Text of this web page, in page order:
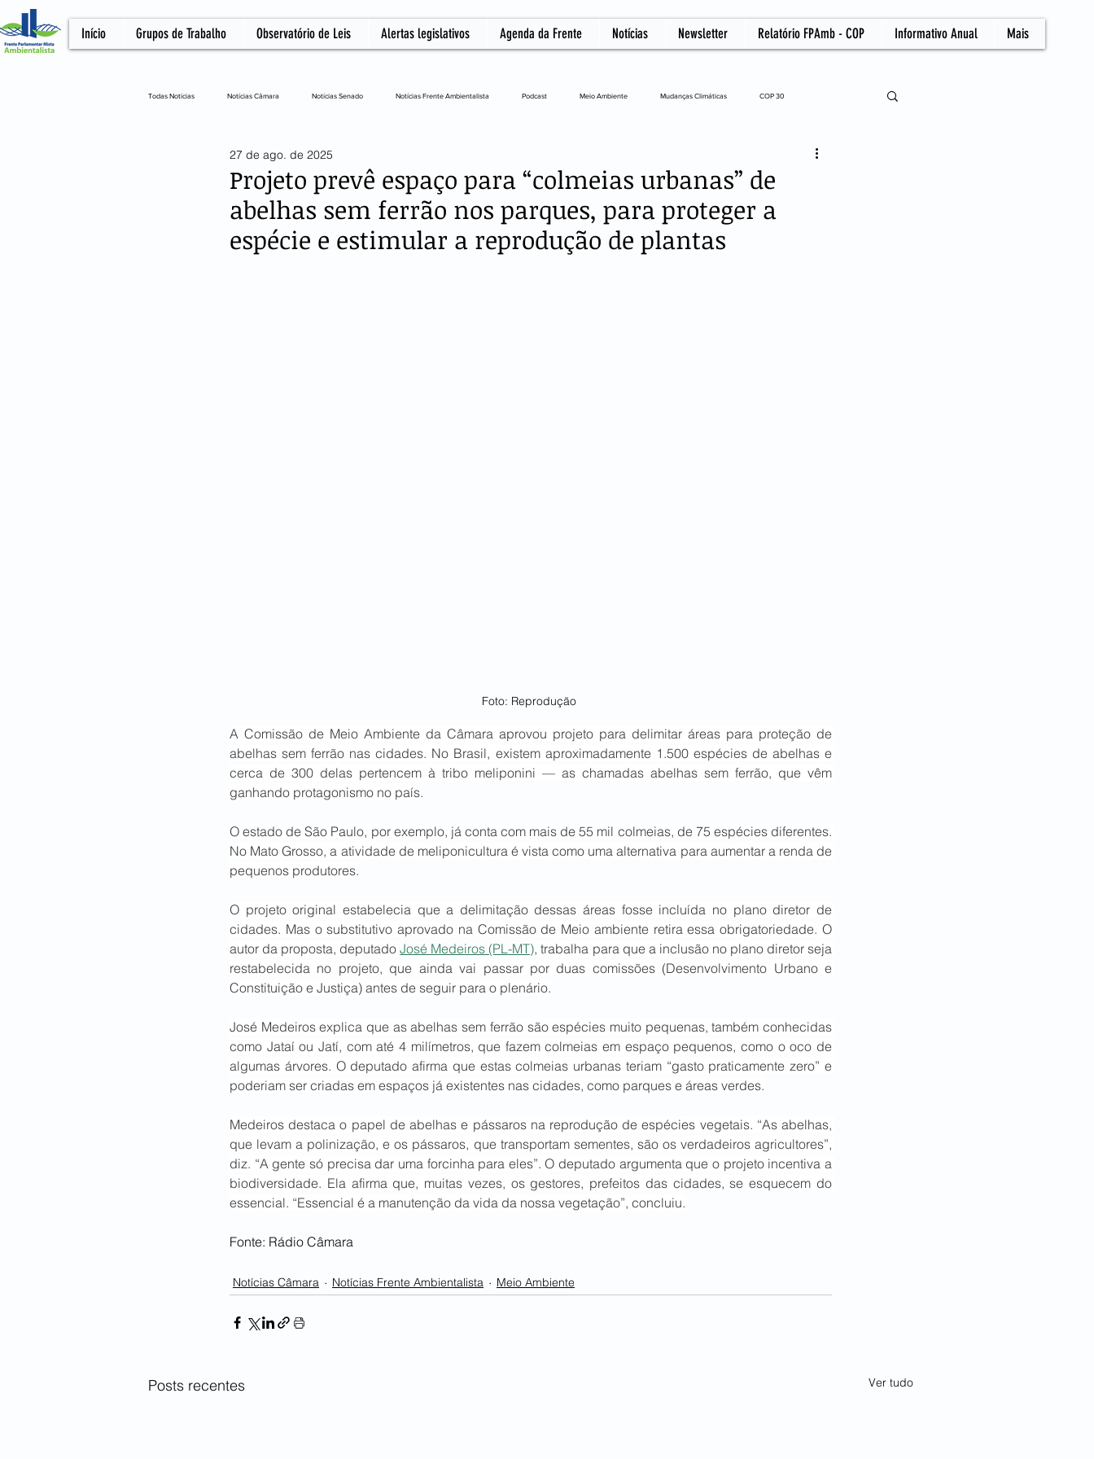
Início Grupos de Trabalho Observatório de Leis Alertas legislativos Agenda da Frente Notícias Newsletter Relatório FPAmb - COP Informativo Anual Mais
Todas Notícias Notícias Câmara Notícias Senado Notícias Frente Ambientalista Podcast Meio Ambiente Mudanças Climáticas COP 30
Notícias Câmara Artigo NOTA OFICIAL
Projeto prevê espaço para “colmeias urbanas” de
abelhas sem ferrão nos parques, para proteger a
espécie e estimular a reprodução de plantas
27 de ago. de 2025
Foto: Reprodução
A Comissão de Meio Ambiente da Câmara aprovou projeto para delimitar áreas para proteção de
abelhas sem ferrão nas cidades. No Brasil, existem aproximadamente 1.500 espécies de abelhas e
cerca de 300 delas pertencem à tribo meliponini — as chamadas abelhas sem ferrão, que vêm
ganhando protagonismo no país.
O estado de São Paulo, por exemplo, já conta com mais de 55 mil colmeias, de 75 espécies diferentes.
No Mato Grosso, a atividade de meliponicultura é vista como uma alternativa para aumentar a renda de
pequenos produtores.
O projeto original estabelecia que a delimitação dessas áreas fosse incluída no plano diretor de
cidades. Mas o substitutivo aprovado na Comissão de Meio ambiente retira essa obrigatoriedade. O
autor da proposta, deputado José Medeiros (PL-MT), trabalha para que a inclusão no plano diretor seja
restabelecida no projeto, que ainda vai passar por duas comissões (Desenvolvimento Urbano e
Constituição e Justiça) antes de seguir para o plenário.
José Medeiros explica que as abelhas sem ferrão são espécies muito pequenas, também conhecidas
como Jataí ou Jatí, com até 4 milímetros, que fazem colmeias em espaço pequenos, como o oco de
algumas árvores. O deputado afirma que estas colmeias urbanas teriam “gasto praticamente zero” e
poderiam ser criadas em espaços já existentes nas cidades, como parques e áreas verdes.
Medeiros destaca o papel de abelhas e pássaros na reprodução de espécies vegetais. “As abelhas,
que levam a polinização, e os pássaros, que transportam sementes, são os verdadeiros agricultores”,
diz. “A gente só precisa dar uma forcinha para eles”. O deputado argumenta que o projeto incentiva a
biodiversidade. Ela afirma que, muitas vezes, os gestores, prefeitos das cidades, se esquecem do
essencial. “Essencial é a manutenção da vida da nossa vegetação”, concluiu.
Fonte: Rádio Câmara
Notícias Câmara Notícias Frente Ambientalista Meio Ambiente
Posts recentes Ver tudo